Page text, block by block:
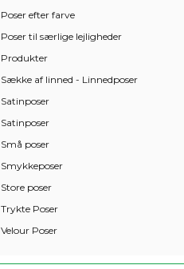
Poser efter farve
Poser til særlige lejligheder
Produkter
Sække af linned - Linnedposer
Satinposer
Satinposer
Små poser
Smykkeposer
Store poser
Trykte Poser
Velour Poser